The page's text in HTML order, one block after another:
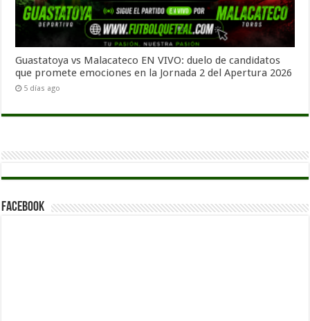
Guastatoya vs Malacateco EN VIVO: duelo de candidatos
que promete emociones en la Jornada 2 del Apertura 2026
5 días ago
Facebook